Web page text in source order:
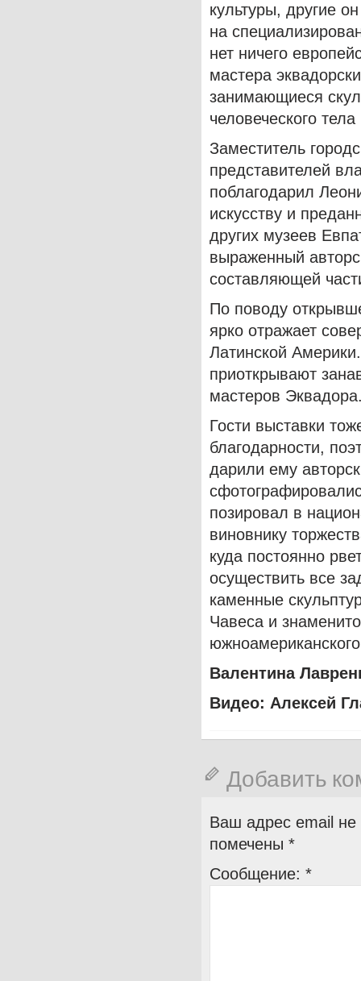
культуры, другие
на
нет ничего
мастера
занимающиеся
человеческого
Заместитель
представителей
поблагодарил
искусству и
других музеев
выраженный
составляющей
По поводу
ярко отражает
Латинской
приоткрывают
мастеров
Гости выставки
благодарности,
дарили ему
позировал в
виновнику
куда постоянно
осуществить все
каменные
Чавеса и
Валентина
Видео: Алексей
Добавить
Ваш адрес email не
помечены *
Сообщение: *